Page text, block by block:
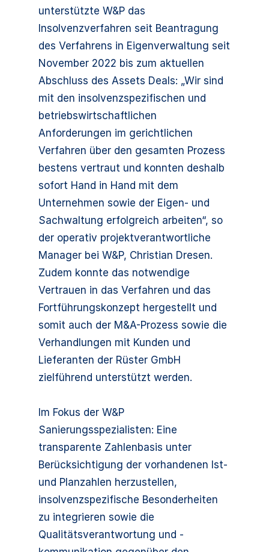
unterstützte W&P das
Insolvenzverfahren seit Beantragung
des Verfahrens in Eigenverwaltung seit
November 2022 bis zum aktuellen
Abschluss des Assets Deals: „Wir sind
mit den insolvenzspezifischen und
betriebswirtschaftlichen
Anforderungen im gerichtlichen
Verfahren über den gesamten Prozess
bestens vertraut und konnten deshalb
sofort Hand in Hand mit dem
Unternehmen sowie der Eigen- und
Sachwaltung erfolgreich arbeiten“, so
der operativ projektverantwortliche
Manager bei W&P, Christian Dresen.
Zudem konnte das notwendige
Vertrauen in das Verfahren und das
Fortführungskonzept hergestellt und
somit auch der M&A-Prozess sowie die
Verhandlungen mit Kunden und
Lieferanten der Rüster GmbH
zielführend unterstützt werden.
Im Fokus der W&P
Sanierungsspezialisten: Eine
transparente Zahlenbasis unter
Berücksichtigung der vorhandenen Ist-
und Planzahlen herzustellen,
insolvenzspezifische Besonderheiten
zu integrieren sowie die
Qualitätsverantwortung und -